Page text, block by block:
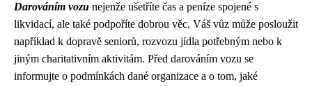
Darováním vozu nejenže ušetříte čas a peníze spojené s
likvidací, ale také podpoříte dobrou věc. Váš vůz může posloužit
například k dopravě seniorů, rozvozu jídla potřebným nebo k
jiným charitativním aktivitám. Před darováním vozu se
informujte o podmínkách dané organizace a o tom, jaké